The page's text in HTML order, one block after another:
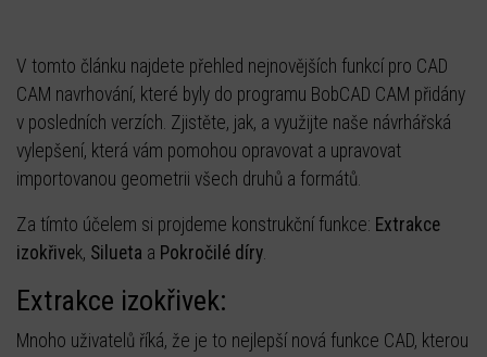
V tomto článku najdete přehled nejnovějších funkcí pro CAD
CAM navrhování, které byly do programu BobCAD CAM přidány
v posledních verzích. Zjistěte, jak, a využijte naše návrhářská
vylepšení, která vám pomohou opravovat a upravovat
importovanou geometrii všech druhů a formátů.
Za tímto účelem si projdeme konstrukční funkce: Extrakce
izokřivek, Silueta a Pokročilé díry.
Extrakce izokřivek:
Mnoho uživatelů říká, že je to nejlepší nová funkce CAD, kterou